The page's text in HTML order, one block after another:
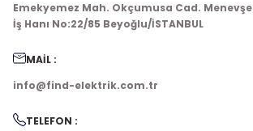
Emekyemez Mah. Okçumusa Cad. Menevşe
İş Hanı No:22/85 Beyoğlu/İSTANBUL
MAİL :
info@find-elektrik.com.tr
TELEFON :